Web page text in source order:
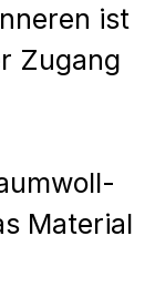
ist
Zugang
Material